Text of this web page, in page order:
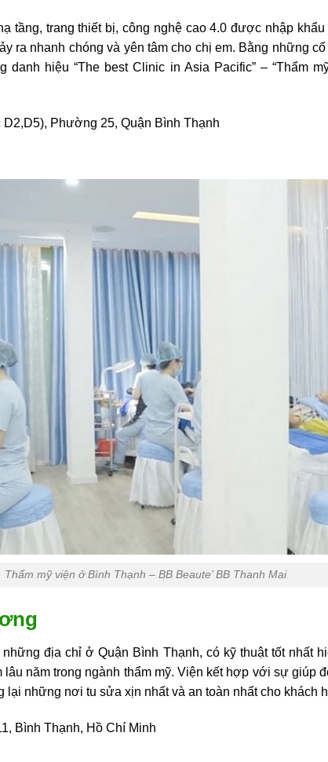
tầng, trang thiết bị, công nghệ cao 4.0 được nhập
ra nhanh chóng và yên tâm cho chị em. Bằng những
danh hiệu “The best Clinic in Asia Pacific” – “Thẩm
Phường 25, Quận Bình Thạnh
Thẩm mỹ viện ở Bình Thạnh – BB Beaute’ BB Thanh Mai
địa chỉ ở Quận Bình Thạnh, có kỹ thuật tốt nhất
năm trong ngành thẩm mỹ. Viện kết hợp với sự giúp
những nơi tu sửa xịn nhất và an toàn nhất cho khách
Bình Thạnh, Hồ Chí Minh